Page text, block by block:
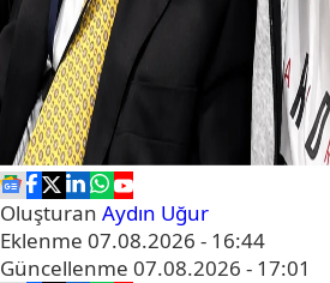
Oluşturan Aydın Uğur
Eklenme 07.08.2026 - 16:44
Güncellenme 07.08.2026 - 17:01